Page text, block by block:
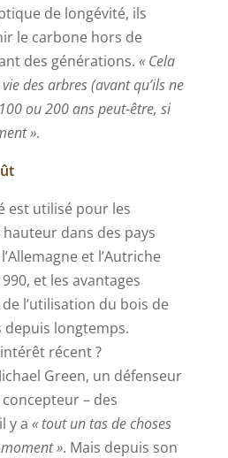
de longévité, ils
le carbone hors de
des générations. « Cela
des arbres (avant qu’ils ne
ou 200 ans peut-être, si
».
est utilisé pour les
dans des pays
et l’Autriche
et les avantages
l’utilisation du bois de
depuis longtemps.
récent ?
Green, un défenseur
– des
y a « tout un tas de choses
». Mais depuis son